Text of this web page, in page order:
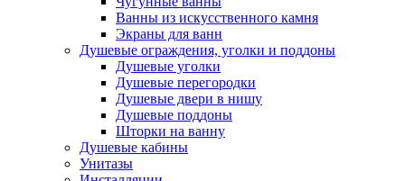
Ванны из искусственного камня
Экраны для ванн
Душевые ограждения, уголки и поддоны
Душевые уголки
Душевые перегородки
Душевые двери в нишу
Душевые поддоны
Шторки на ванну
Душевые кабины
Унитазы